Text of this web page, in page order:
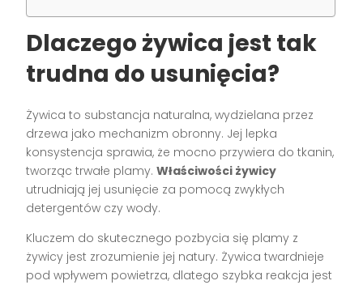
Dlaczego żywica jest tak
trudna do usunięcia?
Żywica to substancja naturalna, wydzielana przez
drzewa jako mechanizm obronny. Jej lepka
konsystencja sprawia, że mocno przywiera do tkanin,
tworząc trwałe plamy.Właściwości żywicy
utrudniają jej usunięcie za pomocą zwykłych
detergentów czy wody.
Kluczem do skutecznego pozbycia się plamy z
żywicy jest zrozumienie jej natury. Żywica twardnieje
pod wpływem powietrza, dlatego szybka reakcja jest